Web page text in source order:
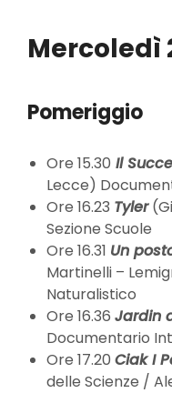
Mercoledì
Pomeriggio
Ore 15.30 Il
Lecce)
Ore 16.23 Tyler
Sezione Scuole
Ore 16.31 Un
Martinelli –
Naturalistico
Ore 16.36 Jardin
Documentario
Ore 17.20 Ciak I
delle Scienze /